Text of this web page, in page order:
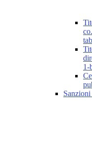
1-